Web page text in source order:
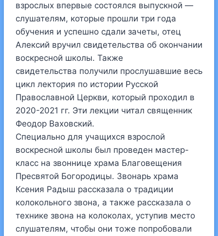
взрослых впервые состоялся выпускной —
слушателям, которые прошли три года
обучения и успешно сдали зачеты, отец
Алексий вручил свидетельства об окончании
воскресной школы. Также
свидетельства получили прослушавшие весь
цикл лектория по истории Русской
Православной Церкви, который проходил в
2020-2021 гг. Эти лекции читал священник
Феодор Ваховский.
Специально для учащихся взрослой
воскресной школы был проведен мастер-
класс на звоннице храма Благовещения
Пресвятой Богородицы. Звонарь храма
Ксения Радыш рассказала о традиции
колокольного звона, а также рассказала о
технике звона на колоколах, уступив место
слушателям, чтобы они тоже попробовали